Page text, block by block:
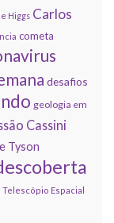
Higgs Carlos
cometa
desafios
geologia em
Cassini
Tyson
Telescópio Espacial